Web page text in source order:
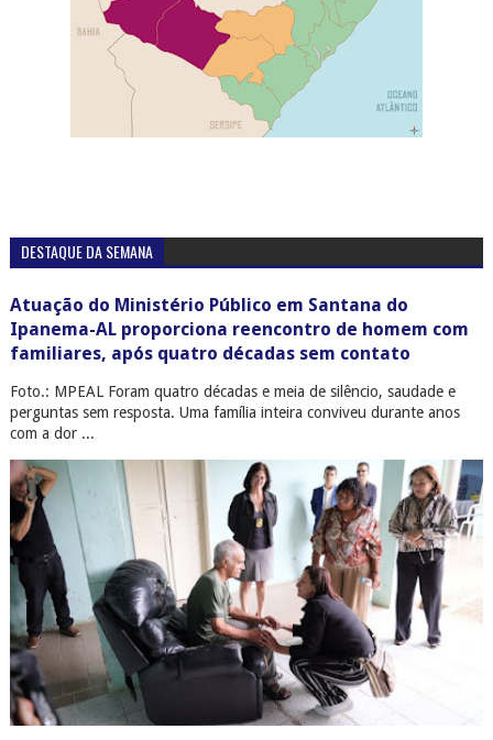
DESTAQUE DA SEMANA
Atuação do Ministério Público em Santana do
Ipanema-AL proporciona reencontro de homem com
familiares, após quatro décadas sem contato
Foto.: MPEAL Foram quatro décadas e meia de silêncio, saudade e
perguntas sem resposta. Uma família inteira conviveu durante anos
com a dor ...